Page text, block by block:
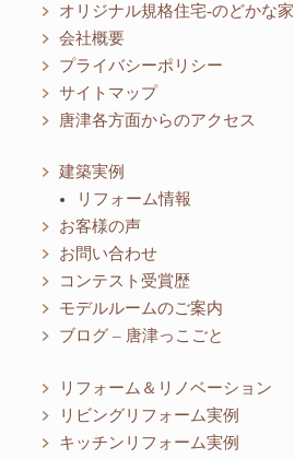
オリジナル規格住宅-のどかな家
会社概要
プライバシーポリシー
サイトマップ
唐津各方面からのアクセス
建築実例
リフォーム情報
お客様の声
お問い合わせ
コンテスト受賞歴
モデルルームのご案内
ブログ – 唐津っこごと
リフォーム＆リノベーション
リビングリフォーム実例
キッチンリフォーム実例